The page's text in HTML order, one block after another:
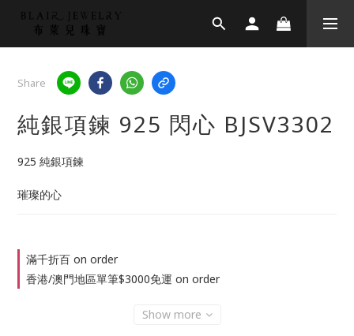
Share
純銀項鍊 925 閃心 BJSV3302
925 純銀項鍊
璀璨的心
滿千折百 on order
香港/澳門地區單筆$3000免運 on order
Show more